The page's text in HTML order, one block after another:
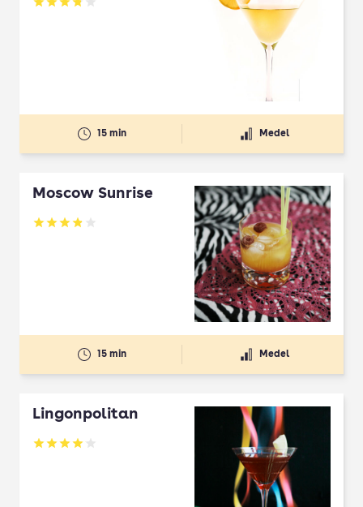
Betyg: 3.83 av 5
15 min Medel
Moscow Sunrise
Betyg: 3.9 av 5
15 min Medel
Lingonpolitan
Betyg: 4.08 av 5